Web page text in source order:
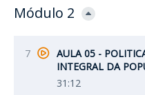
Módulo 2
7
AULA 05 -
INTEGRAL DA
31:12